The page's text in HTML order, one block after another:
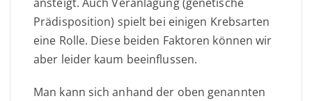
Prädisposition) spielt bei einigen Krebsarten
eine Rolle. Diese beiden Faktoren können wir
aber leider kaum beeinflussen.
Man kann sich anhand der oben genannten